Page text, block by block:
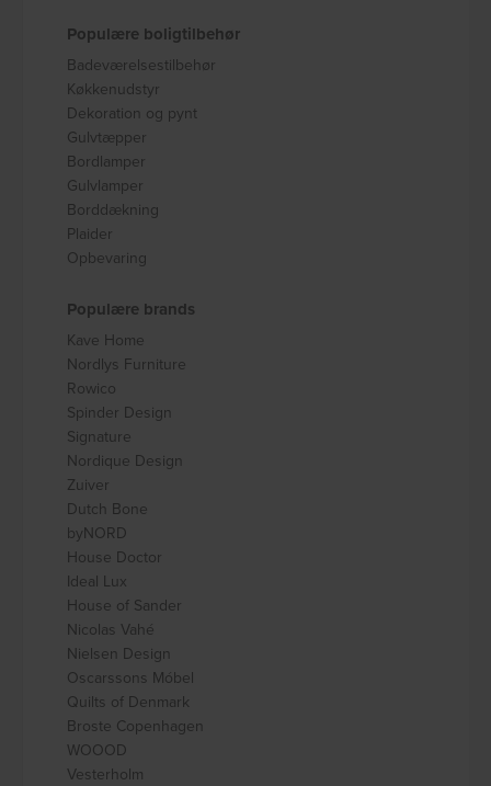
Populære boligtilbehør
Badeværelsestilbehør
Køkkenudstyr
Dekoration og pynt
Gulvtæpper
Bordlamper
Gulvlamper
Borddækning
Plaider
Opbevaring
Populære brands
Kave Home
Nordlys Furniture
Rowico
Spinder Design
Signature
Nordique Design
Zuiver
Dutch Bone
byNORD
House Doctor
Ideal Lux
House of Sander
Nicolas Vahé
Nielsen Design
Oscarssons Móbel
Quilts of Denmark
Broste Copenhagen
WOOOD
Vesterholm